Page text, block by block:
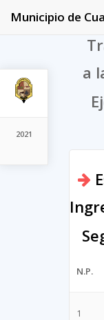
2021
Municipio de
a
N.P.
1